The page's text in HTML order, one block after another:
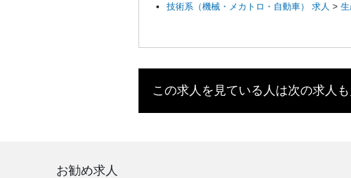
技術系（機械・メカトロ・自動車） 求人 >
この求人を見ている人は次の求人
お勧め求人